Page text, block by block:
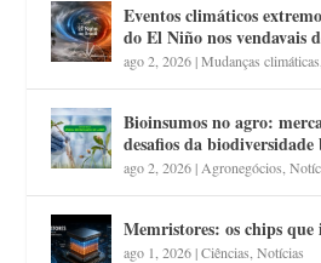
Eventos climáticos
do El Niño nos vendavais
ago 2, 2026|Mudanças climáticas
Bioinsumos no agro:
desafios da
ago 2, 2026| Agronegócios ,
Memristores: os chips
ago 1, 2026|Ciências ,Notícias